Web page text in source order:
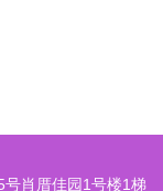
肖厝佳园1号楼1梯